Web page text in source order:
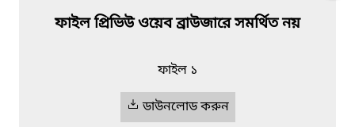
ফাইল প্রিভিউ ওয়েব ব্রাউজারে সমর্থিত নয়
ফাইল ১
ডাউনলোড করুন